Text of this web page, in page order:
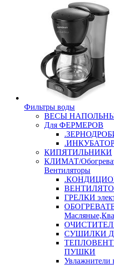
Фильтры воды
ВЕСЫ
Для ФЕРМЕРОВ
КИПЯТИЛЬНИКИ
КЛИМАТ/
Вентиляторы
ГРЕЛКИ
СУШИЛКИ
ПУШКИ
Увлажнители